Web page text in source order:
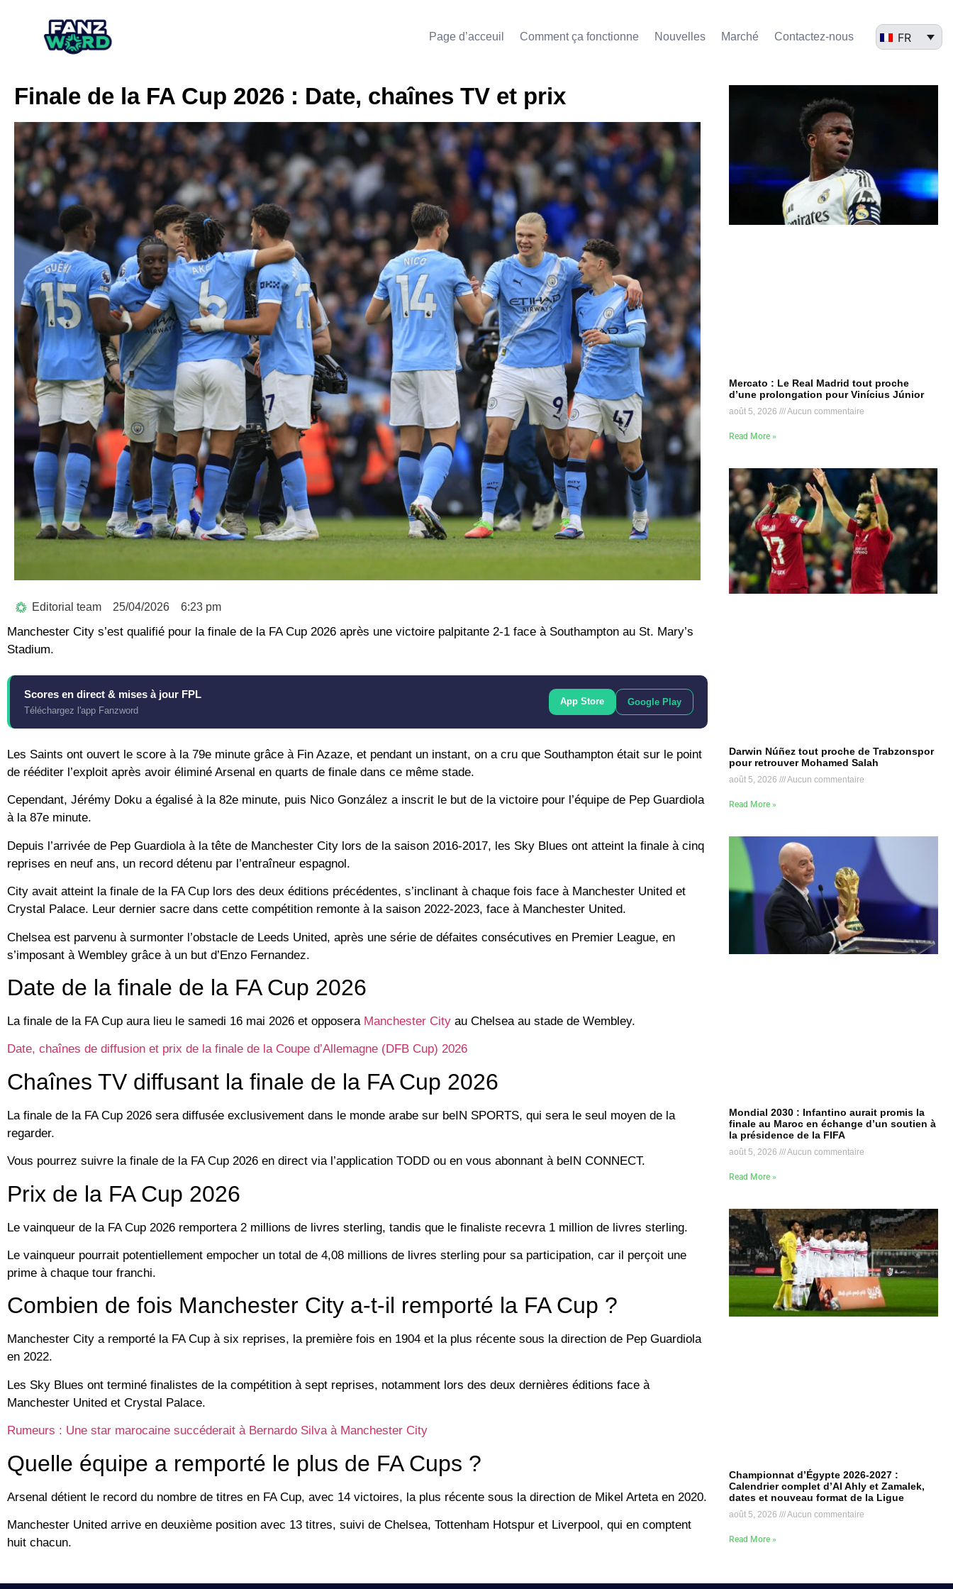
Page d’acceuil Comment ça fonctionne Nouvelles Marché​ Contactez-nous FR
Finale de la FA Cup 2026 : Date, chaînes TV et prix
Editorial team 25/04/2026 6:23 pm
Manchester City s’est qualifié pour la finale de la FA Cup 2026 après une victoire palpitante 2-1 face à Southampton au St. Mary’s
Stadium.
Scores en direct & mises à jour FPL
Téléchargez l'app Fanzword
App Store Google Play
Les Saints ont ouvert le score à la 79e minute grâce à Fin Azaze, et pendant un instant, on a cru que Southampton était sur le point
de rééditer l’exploit après avoir éliminé Arsenal en quarts de finale dans ce même stade.
Cependant, Jérémy Doku a égalisé à la 82e minute, puis Nico González a inscrit le but de la victoire pour l’équipe de Pep Guardiola
à la 87e minute.
Depuis l’arrivée de Pep Guardiola à la tête de Manchester City lors de la saison 2016-2017, les Sky Blues ont atteint la finale à cinq
reprises en neuf ans, un record détenu par l’entraîneur espagnol.
City avait atteint la finale de la FA Cup lors des deux éditions précédentes, s’inclinant à chaque fois face à Manchester United et
Crystal Palace. Leur dernier sacre dans cette compétition remonte à la saison 2022-2023, face à Manchester United.
Chelsea est parvenu à surmonter l’obstacle de Leeds United, après une série de défaites consécutives en Premier League, en
s’imposant à Wembley grâce à un but d’Enzo Fernandez.
Date de la finale de la FA Cup 2026
La finale de la FA Cup aura lieu le samedi 16 mai 2026 et opposera Manchester City au Chelsea au stade de Wembley.
Date, chaînes de diffusion et prix de la finale de la Coupe d’Allemagne (DFB Cup) 2026
Chaînes TV diffusant la finale de la FA Cup 2026
La finale de la FA Cup 2026 sera diffusée exclusivement dans le monde arabe sur beIN SPORTS, qui sera le seul moyen de la
regarder.
Vous pourrez suivre la finale de la FA Cup 2026 en direct via l’application TODD ou en vous abonnant à beIN CONNECT.
Prix de la FA Cup 2026
Le vainqueur de la FA Cup 2026 remportera 2 millions de livres sterling, tandis que le finaliste recevra 1 million de livres sterling.
Le vainqueur pourrait potentiellement empocher un total de 4,08 millions de livres sterling pour sa participation, car il perçoit une
prime à chaque tour franchi.
Combien de fois Manchester City a-t-il remporté la FA Cup ?
Manchester City a remporté la FA Cup à six reprises, la première fois en 1904 et la plus récente sous la direction de Pep Guardiola
en 2022.
Les Sky Blues ont terminé finalistes de la compétition à sept reprises, notamment lors des deux dernières éditions face à
Manchester United et Crystal Palace.
Rumeurs : Une star marocaine succéderait à Bernardo Silva à Manchester City
Quelle équipe a remporté le plus de FA Cups ?
Arsenal détient le record du nombre de titres en FA Cup, avec 14 victoires, la plus récente sous la direction de Mikel Arteta en 2020.
Manchester United arrive en deuxième position avec 13 titres, suivi de Chelsea, Tottenham Hotspur et Liverpool, qui en comptent
huit chacun.
Mercato : Le Real Madrid tout proche
d’une prolongation pour Vinícius Júnior
août 5, 2026 Aucun commentaire
Read More »
Darwin Núñez tout proche de Trabzonspor
pour retrouver Mohamed Salah
août 5, 2026 Aucun commentaire
Read More »
Mondial 2030 : Infantino aurait promis la
finale au Maroc en échange d’un soutien à
la présidence de la FIFA
août 5, 2026 Aucun commentaire
Read More »
Championnat d’Égypte 2026-2027 :
Calendrier complet d’Al Ahly et Zamalek,
dates et nouveau format de la Ligue
août 5, 2026 Aucun commentaire
Read More »